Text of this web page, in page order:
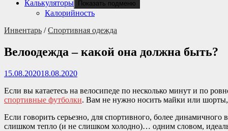
Калькуляторы
Показать подменю
Калорийность
Инвентарь /Спортивная одежда
Велоодежда – какой она должна быть?
15.08.202018.08.2020
Если вы катаетесь на велосипеде по несколько минут и по
спортивные футболки. Вам не нужно носить майки или шорты,
Если говорить серьезно, для спортивного, более
слишком тепло (и не слишком холодно)… одним словом,